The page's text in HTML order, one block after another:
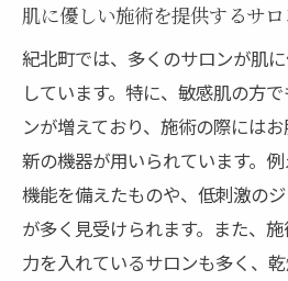
肌に優しい施術を提供するサ
紀北町では、多くのサロンが肌
しています。特に、敏感肌の方
ンが増えており、施術の際には
新の機器が用いられています。
機能を備えたものや、低刺激の
が多く見受けられます。また、
力を入れているサロンも多く、